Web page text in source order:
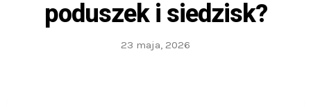
poduszek i siedzisk?
23 maja, 2026